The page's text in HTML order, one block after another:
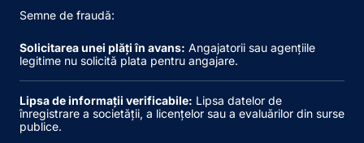
Semne de fraudă:
Solicitarea unei plăți în avans: Angajatorii sau agențiile
legitime nu solicită plata pentru angajare.
Lipsa de informații verificabile: Lipsa datelor de
înregistrare a societății, a licențelor sau a evaluărilor din surse
publice.